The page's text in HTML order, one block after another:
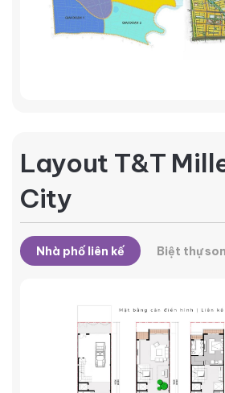
Layout T&T
City
Nhà phố liên kế Biệt thự